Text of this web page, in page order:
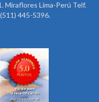
Miraflores Lima-Perú Telf.
445-5396.